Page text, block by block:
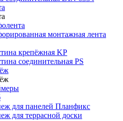
монтажная лента
крепёжная KP
соединительная PS
для панелей Планфикс
для террасной доски